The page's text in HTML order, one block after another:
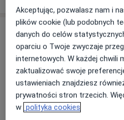
Adres
Powiększ
Samodzielny Publiczny Zespół
Akceptując, pozwalasz nam i
plików cookie (lub podobnych
danych do celów
oparciu o Twoje zwyczaje
internetowych. W każdej chwili
zaktualizować swoje
ustawieniach znajdziesz
prywatności stron trzecich.
w polityka cookies